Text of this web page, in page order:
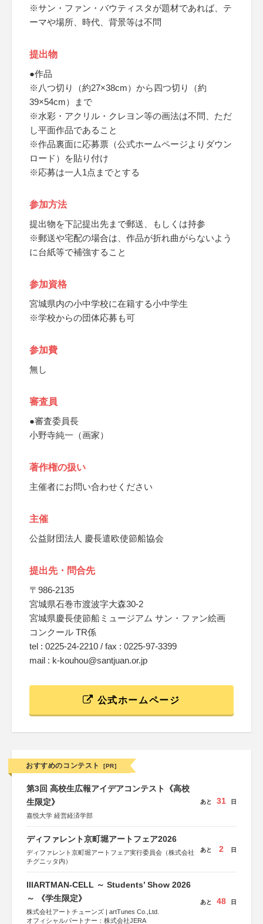
※サン・ファン・バウティスタが題材であれば、テ
ーマや場所、時代、背景等は不問
提出物
●作品
※八つ切り（約27×38cm）から四つ切り（約
39×54cm）まで
※水彩・アクリル・クレヨン等の画法は不問、ただ
し平面作品であること
※作品裏面に応募票（公式ホームページよりダウン
ロード）を貼り付け
※応募は一人1点までとする
参加方法
提出物を下記提出先まで郵送、もしくは持参
※郵送や宅配の場合は、作品が折れ曲がらないよう
に台紙等で補強すること
参加資格
宮城県内の小中学校に在籍する小中学生
※学校からの団体応募も可
参加費
無し
審査員
●審査委員長
小野寺純一（画家）
著作権の扱い
主催者にお問い合わせください
主催
公益財団法人 慶長遣欧使節船協会
提出先・問合先
〒986-2135
宮城県石巻市渡波字大森30-2
宮城県慶長使節船ミュージアム サン・ファン絵画
コンクール TR係
tel : 0225-24-2210 / fax : 0225-97-3399
mail : k-kouhou@santjuan.or.jp
公式ホームページ
おすすめのコンテスト [PR]
第3回 高校生広報アイデアコンテスト《高校
生限定》
嘉悦大学 経営経済学部
あと 31 日
ディファレント京町堀アートフェア2026
ディファレント京町堀アートフェア実行委員会（株式会社
チグニッタ内）
あと 2 日
IIIARTMAN-CELL ～ Students’ Show 2026
～ 《学生限定》
株式会社アートチューンズ | artTunes Co.,Ltd.
オフィシャルパートナー：株式会社JERA
あと 48 日